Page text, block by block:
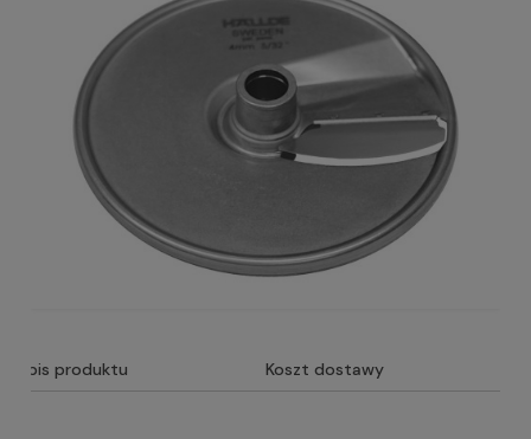
Opis produktu Koszt dostawy